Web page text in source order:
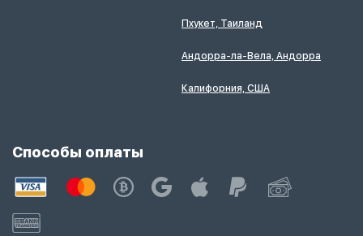
Пхукет, Таиланд
Андорра-ла-Вела, Андорра
Калифорния, США
Способы оплаты